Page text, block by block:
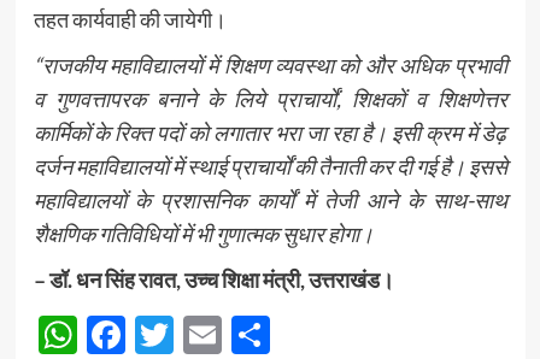
तहत कार्यवाही की जायेगी।
“राजकीय महाविद्यालयों में शिक्षण व्यवस्था को और अधिक प्रभावी
व गुणवत्तापरक बनाने के लिये प्राचार्यों, शिक्षकों व शिक्षणेत्तर
कार्मिकों के रिक्त पदों को लगातार भरा जा रहा है। इसी क्रम में डेढ़
दर्जन महाविद्यालयों में स्थाई प्राचार्यों की तैनाती कर दी गई है। इससे
महाविद्यालयों के प्रशासनिक कार्यों में तेजी आने के साथ-साथ
शैक्षणिक गतिविधियों में भी गुणात्मक सुधार होगा।
– डॉ. धन सिंह रावत, उच्च शिक्षा मंत्री, उत्तराखंड।
WhatsApp
Facebook
Twitter
EmailShare